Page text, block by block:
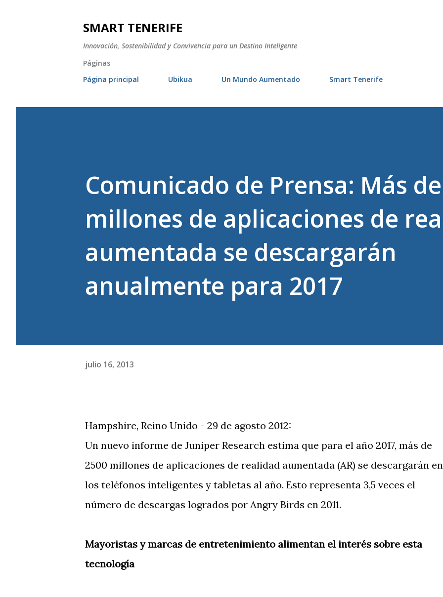
SMART TENERIFE
Innovación, Sostenibilidad y Convivencia para un Destino Inteligente
Páginas
Página principal
Ubikua Un Mundo Aumentado Smart Tenerife
Comunicado de Prensa: Más
millones de aplicaciones de
aumentada se descargarán
anualmente para 2017
julio 16, 2013
Hampshire, Reino Unido - 29 de agosto 2012:
Un nuevo informe de Juniper Research estima que para el año 2017, más de
2500 millones de aplicaciones de realidad aumentada (AR) se descargarán en
los teléfonos inteligentes y tabletas al año. Esto representa 3,5 veces el
número de descargas logrados por Angry Birds en 2011.
Mayoristas y marcas de entretenimiento alimentan el interés sobre esta
tecnología